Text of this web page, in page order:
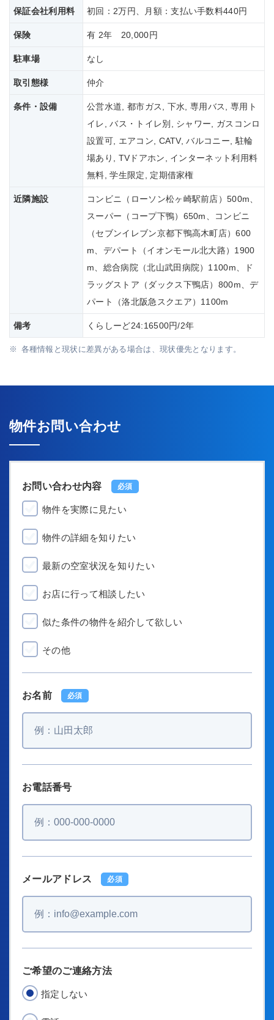
保証会社利用料 初回：2万円、月額：支払い手数料440円
保険 有 2年 20,000円
駐車場 なし
取引態様 仲介
条件・設備
公営水道, 都市ガス, 下水, 専用バス, 専用ト
イレ, バス・トイレ別, シャワー, ガスコンロ
設置可, エアコン, CATV, バルコニー, 駐輪
場あり, TVドアホン, インターネット利用料
無料, 学生限定, 定期借家権
近隣施設
コンビニ（ローソン松ヶ崎駅前店）500m、
スーパー（コープ下鴨）650m、コンビニ
（セブンイレブン京都下鴨高木町店）600
m、デパート（イオンモール北大路）1900
m、総合病院（北山武田病院）1100m、ド
ラッグストア（ダックス下鴨店）800m、デ
パート（洛北阪急スクエア）1100m
備考 くらしーど24:16500円/2年
各種情報と現状に差異がある場合は、現状優先となります。
物件お問い合わせ